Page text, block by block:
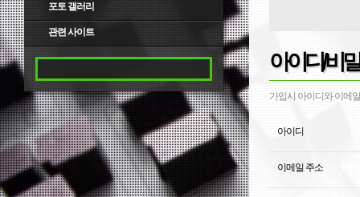
포토 갤러리
관련 사이트
아이디/비
가입시 아이디와 이메
아이디
이메일 주소